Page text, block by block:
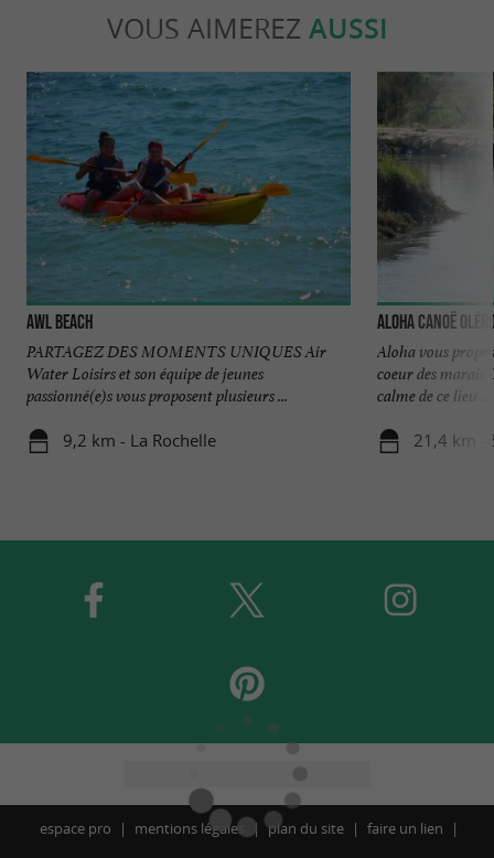
VOUS AIMEREZ AUSSI
AWL BEACH
PARTAGEZ DES MOMENTS UNIQUES Air
Water Loisirs et son équipe de jeunes
passionné(e)s vous proposent plusieurs ...
9,2 km - La Rochelle
Aloha Canoë
Aloha vous
coeur des marais
calme de ce lieu ...
21,4 km -
espace pro mentions légales plan du site
faire un lien